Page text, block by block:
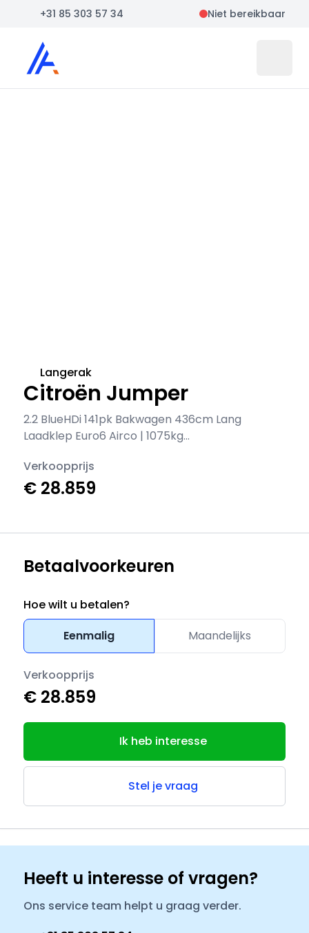
+31 85 303 57 34 Niet bereikbaar
Auto Atlas
Citroën Jumper
2.2 BlueHDi 141pk Bakwagen 436cm Lang
Laadklep Euro6 Airco | 1075kg
Langerak
Verkoopprijs
€ 28.859
Betaalvoorkeuren
Hoe wilt u betalen?
Eenmalig
Maandelijks
Verkoopprijs
€ 28.859
Ik heb interesse
Stel je vraag
Heeft u interesse of vragen?
Ons service team helpt u graag verder.